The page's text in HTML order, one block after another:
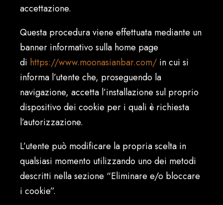
accettazione.
Questa procedura viene effettuata mediante un
banner informativo sulla home page
di https://www.moonasianbar.com/ in cui si
informa l’utente che, proseguendo la
navigazione, accetta l’installazione sul proprio
dispositivo dei cookie per i quali è richiesta
l’autorizzazione.
L’utente può modificare la propria scelta in
qualsiasi momento utilizzando uno dei metodi
descritti nella sezione “Eliminare e/o bloccare
i cookie”.